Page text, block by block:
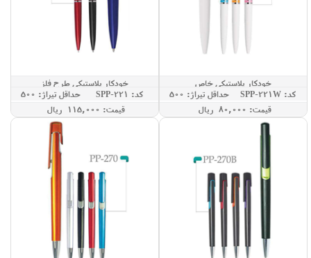
خودکار پلاستیکی خاص
کد: SPP-221W
حداقل تيراژ: 500
قيمت: 80,000 ريال
خودکار پلاستیکی طرح فلز
کد: SPP-221
حداقل تيراژ: 500
قيمت: 115,000 ريال